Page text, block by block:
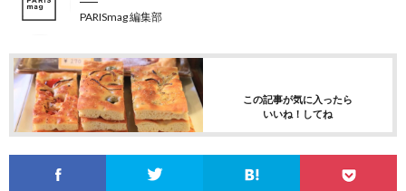
PARISmag 編集部
この記事が気に入ったら
いいね！してね